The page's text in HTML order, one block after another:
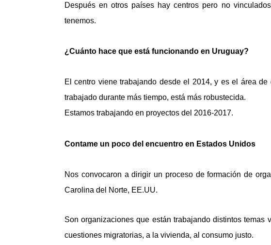
Después en otros países hay centros pero no
tenemos.
¿Cuánto hace que está funcionando en Uruguay?
El centro viene trabajando desde el 2014, y es el área
trabajado durante más tiempo, está más robustecida.
Estamos trabajando en proyectos del 2016-2017.
Contame un poco del encuentro en Estados Unidos
Nos convocaron a dirigir un proceso de formación de
Carolina del Norte, EE.UU.
Son organizaciones que están trabajando distintos
cuestiones migratorias, a la vivienda, al consumo justo.